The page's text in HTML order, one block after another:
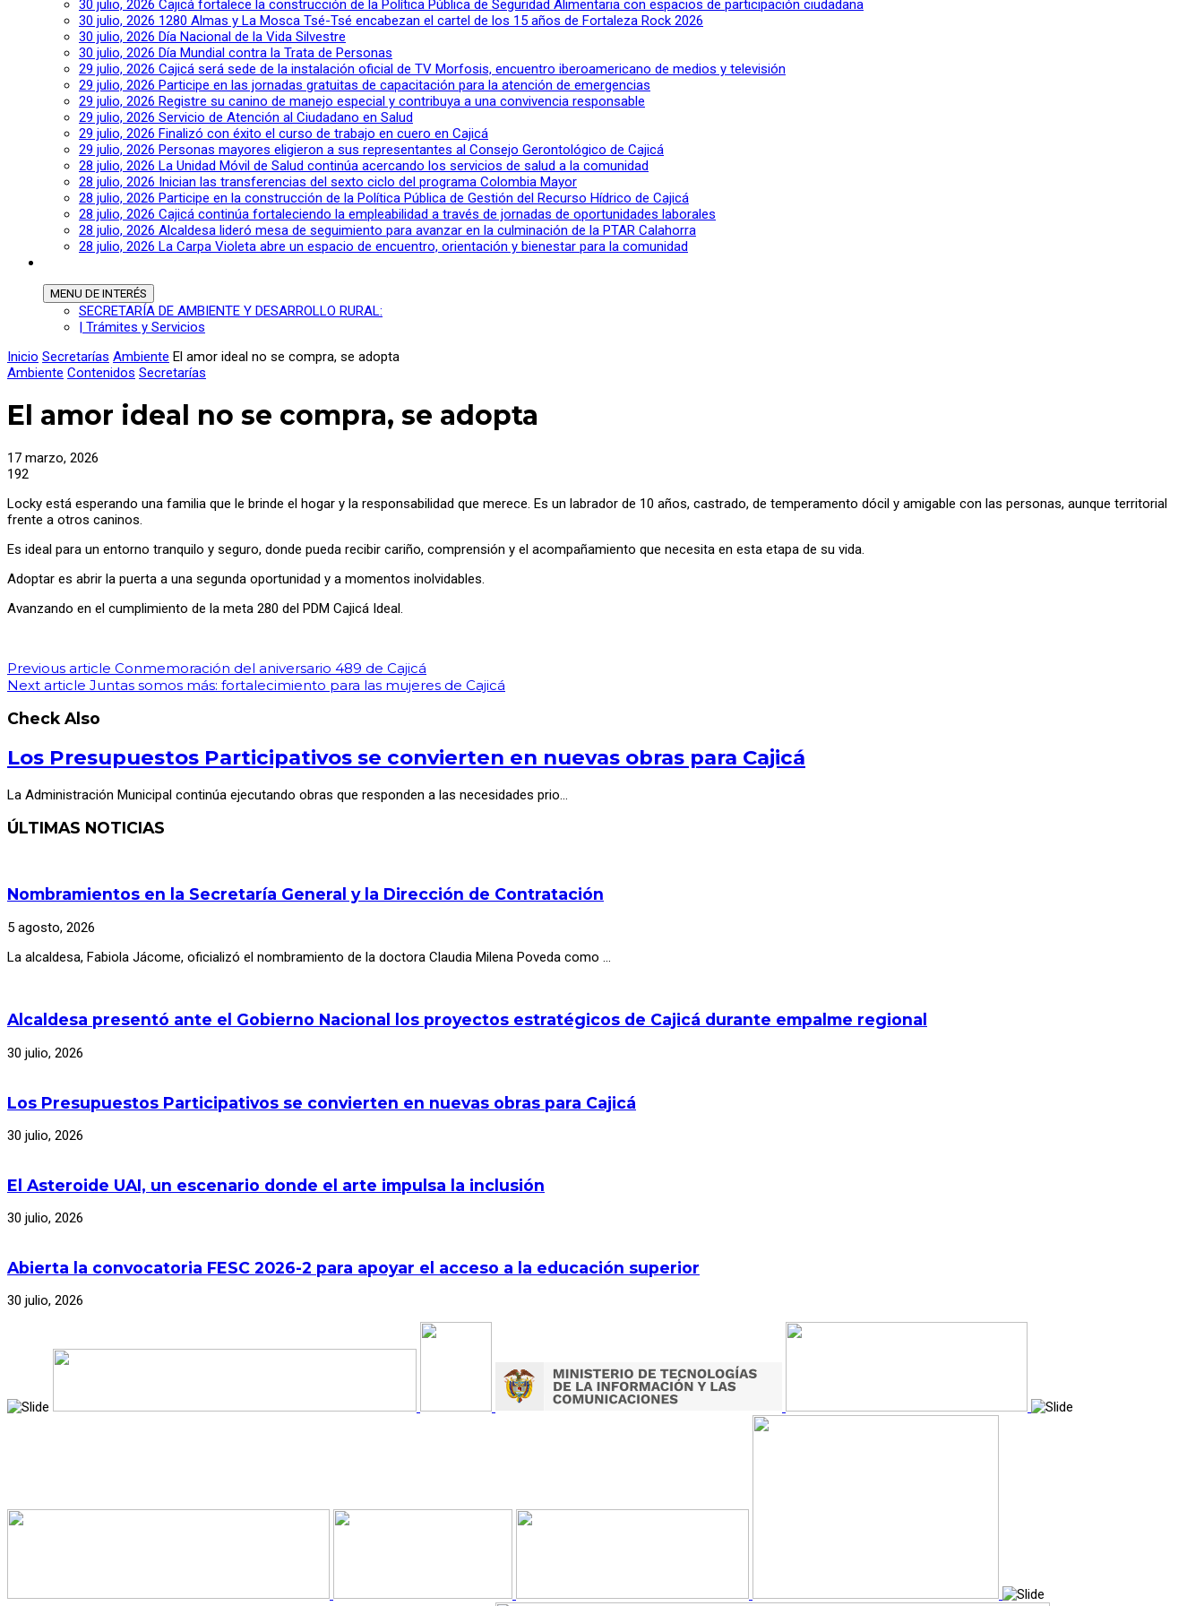
30 julio, 2026 Cajicá fortalece la construcción de la Política Pública de Seguridad Alimentaria con espacios de participación ciudadana
30 julio, 2026 1280 Almas y La Mosca Tsé-Tsé encabezan el cartel de los 15 años de Fortaleza Rock 2026
30 julio, 2026 Día Nacional de la Vida Silvestre
30 julio, 2026 Día Mundial contra la Trata de Personas
29 julio, 2026 Cajicá será sede de la instalación oficial de TV Morfosis, encuentro iberoamericano de medios y televisión
29 julio, 2026 Participe en las jornadas gratuitas de capacitación para la atención de emergencias
29 julio, 2026 Registre su canino de manejo especial y contribuya a una convivencia responsable
29 julio, 2026 Servicio de Atención al Ciudadano en Salud
29 julio, 2026 Finalizó con éxito el curso de trabajo en cuero en Cajicá
29 julio, 2026 Personas mayores eligieron a sus representantes al Consejo Gerontológico de Cajicá
28 julio, 2026 La Unidad Móvil de Salud continúa acercando los servicios de salud a la comunidad
28 julio, 2026 Inician las transferencias del sexto ciclo del programa Colombia Mayor
28 julio, 2026 Participe en la construcción de la Política Pública de Gestión del Recurso Hídrico de Cajicá
28 julio, 2026 Cajicá continúa fortaleciendo la empleabilidad a través de jornadas de oportunidades laborales
28 julio, 2026 Alcaldesa lideró mesa de seguimiento para avanzar en la culminación de la PTAR Calahorra
28 julio, 2026 La Carpa Violeta abre un espacio de encuentro, orientación y bienestar para la comunidad
MENU DE INTERÉS
SECRETARÍA DE AMBIENTE Y DESARROLLO RURAL:
| Trámites y Servicios
Inicio Secretarías Ambiente El amor ideal no se compra, se adopta
Ambiente Contenidos Secretarías
El amor ideal no se compra, se adopta
17 marzo, 2026
192
Locky está esperando una familia que le brinde el hogar y la responsabilidad que merece. Es un labrador de 10 años, castrado, de temperamento dócil y amigable con las personas, aunque territorial
frente a otros caninos.
Es ideal para un entorno tranquilo y seguro, donde pueda recibir cariño, comprensión y el acompañamiento que necesita en esta etapa de su vida.
Adoptar es abrir la puerta a una segunda oportunidad y a momentos inolvidables.
Avanzando en el cumplimiento de la meta 280 del PDM Cajicá Ideal.
Previous article Conmemoración del aniversario 489 de Cajicá
Next article Juntas somos más: fortalecimiento para las mujeres de Cajicá
Check Also
Los Presupuestos Participativos se convierten en nuevas obras para Cajicá
La Administración Municipal continúa ejecutando obras que responden a las necesidades prio…
ÚLTIMAS NOTICIAS
Nombramientos en la Secretaría General y la Dirección de Contratación
5 agosto, 2026
La alcaldesa, Fabiola Jácome, oficializó el nombramiento de la doctora Claudia Milena Poveda como …
Alcaldesa presentó ante el Gobierno Nacional los proyectos estratégicos de Cajicá durante empalme regional
30 julio, 2026
Los Presupuestos Participativos se convierten en nuevas obras para Cajicá
30 julio, 2026
El Asteroide UAI, un escenario donde el arte impulsa la inclusión
30 julio, 2026
Abierta la convocatoria FESC 2026-2 para apoyar el acceso a la educación superior
30 julio, 2026